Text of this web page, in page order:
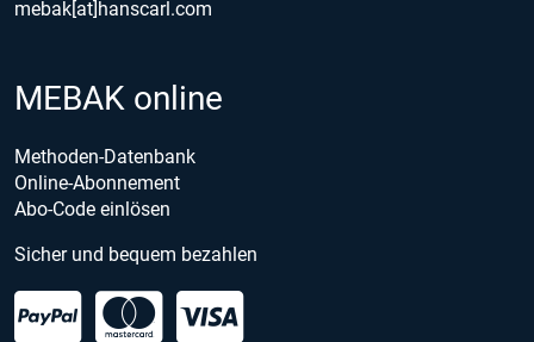
mebak[at]hanscarl.com
MEBAK online
Methoden-Datenbank
Online-Abonnement
Abo-Code einlösen
Sicher und bequem bezahlen